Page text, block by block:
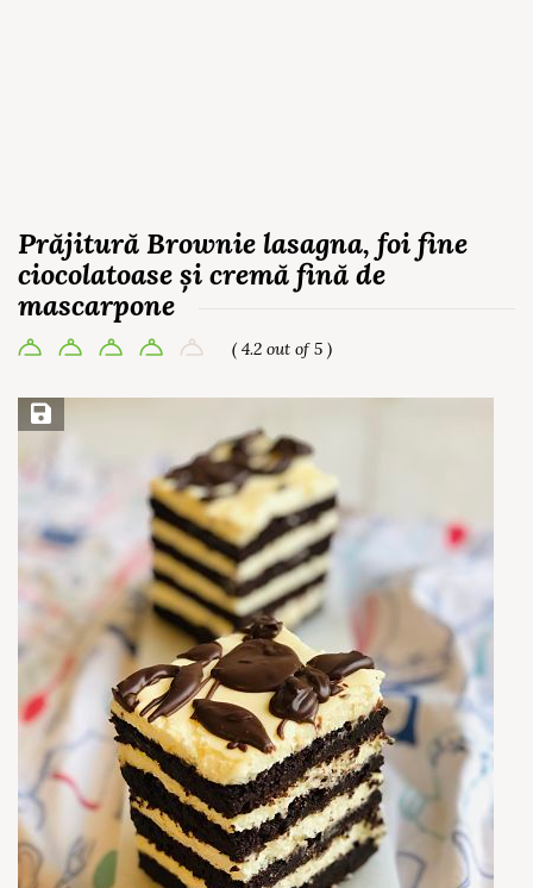
Prăjitură Brownie lasagna, foi fine
ciocolatoase și cremă fină de
mascarpone
( 4.2 out of 5 )
Save Recipe